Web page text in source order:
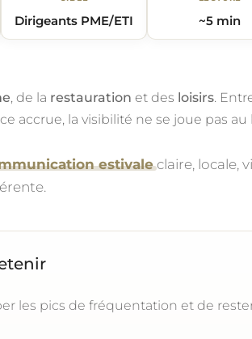
Dirigeants PME/ETI ~5 min
, de la restauration et des loisirs.
accrue, la visibilité ne se joue pas au
estivaleclaire, locale,
les pics de fréquentation et de